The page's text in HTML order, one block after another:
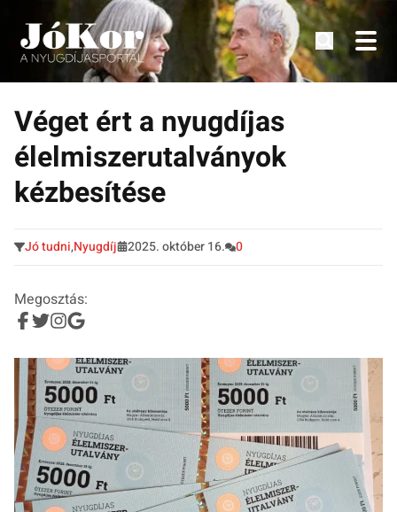
Tovább
tartalomra
Tudnivalók, érdekességek idősek számára.
Véget ért a nyugdíjas
élelmiszerutalványok
kézbesítése
Jó tudni,Nyugdíj 2025. október 16. 0
Megosztás: